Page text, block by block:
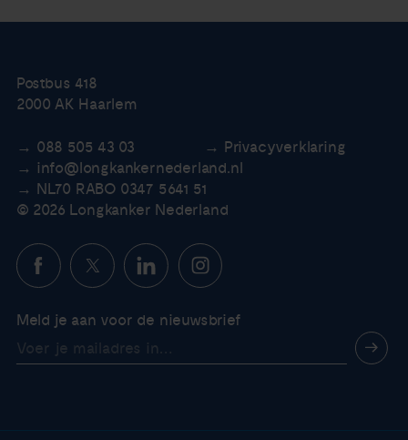
Postbus 418
2000 AK Haarlem
088 505 43 03
Privacyverklaring
info@longkankernederland.nl
NL70 RABO 0347 5641 51
© 2026 Longkanker Nederland
Meld je aan voor de nieuwsbrief